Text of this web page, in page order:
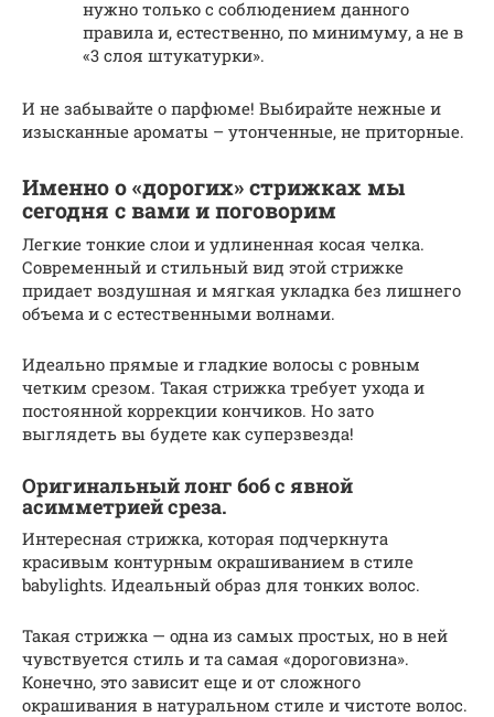
нужно только с соблюдением данного
правила и, естественно, по минимуму, а не в
«3 слоя штукатурки».
И не забывайте о парфюме! Выбирайте нежные и
изысканные ароматы – утонченные, не приторные.
Именно о «дорогих» стрижках мы
сегодня с вами и поговорим
Легкие тонкие слои и удлиненная косая челка.
Современный и стильный вид этой стрижке
придает воздушная и мягкая укладка без лишнего
объема и с естественными волнами.
Идеально прямые и гладкие волосы с ровным
четким срезом. Такая стрижка требует ухода и
постоянной коррекции кончиков. Но зато
выглядеть вы будете как суперзвезда!
Оригинальный лонг боб с явной
асимметрией среза.
Интересная стрижка, которая подчеркнута
красивым контурным окрашиванием в стиле
babylights. Идеальный образ для тонких волос.
Такая стрижка — одна из самых простых, но в ней
чувствуется стиль и та самая «дороговизна».
Конечно, это зависит еще и от сложного
окрашивания в натуральном стиле и чистоте волос.